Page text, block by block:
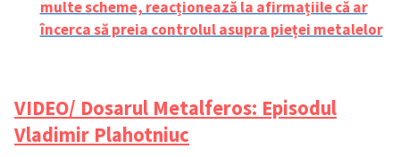
multe scheme, reacționează la afirmațiile că ar
încerca să preia controlul asupra pieței metalelor
VIDEO/ Dosarul Metalferos: Episodul
Vladimir Plahotniuc